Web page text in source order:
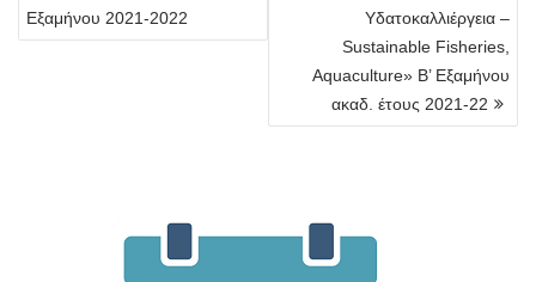
Εξαμήνου 2021-2022
Υδατοκαλλιέργεια –
Sustainable Fisheries,
Aquaculture» Β’ Εξαμήνου
ακαδ. έτους 2021-22